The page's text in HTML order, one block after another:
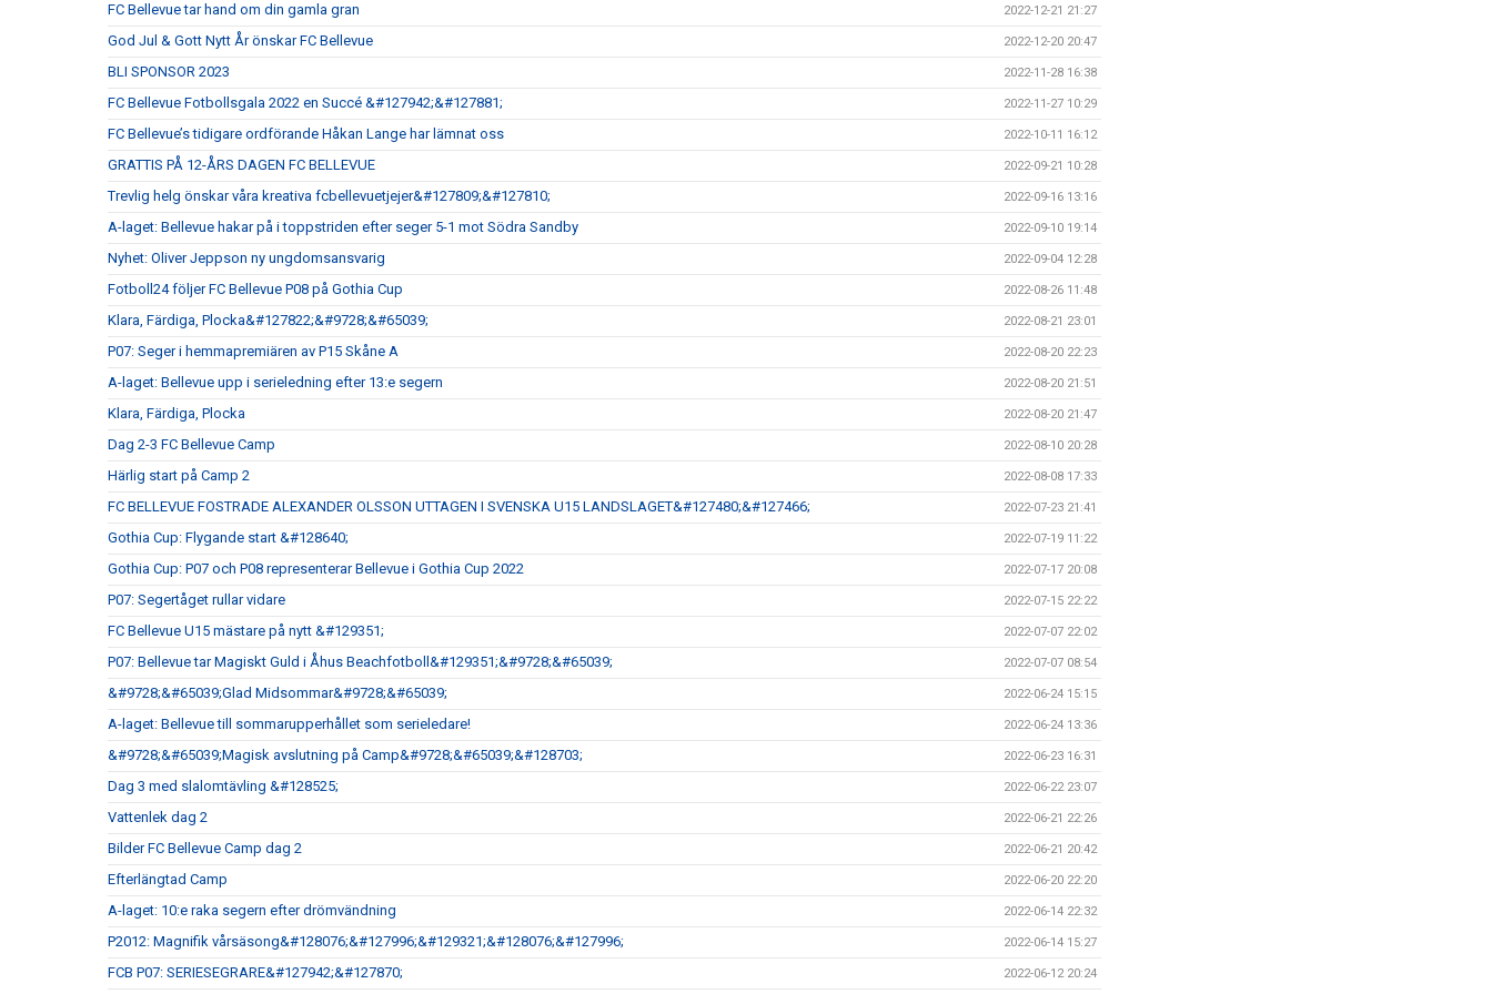
FC Bellevue tar hand om din gamla gran 2022-12-21 21:27
God Jul & Gott Nytt År önskar FC Bellevue 2022-12-20 20:47
BLI SPONSOR 2023 2022-11-28 16:38
FC Bellevue Fotbollsgala 2022 en Succé &#127942;&#127881; 2022-11-27 10:29
FC Bellevue’s tidigare ordförande Håkan Lange har lämnat oss 2022-10-11 16:12
GRATTIS PÅ 12-ÅRS DAGEN FC BELLEVUE 2022-09-21 10:28
Trevlig helg önskar våra kreativa fcbellevuetjejer&#127809;&#127810; 2022-09-16 13:16
A-laget: Bellevue hakar på i toppstriden efter seger 5-1 mot Södra Sandby 2022-09-10 19:14
Nyhet: Oliver Jeppson ny ungdomsansvarig 2022-09-04 12:28
Fotboll24 följer FC Bellevue P08 på Gothia Cup 2022-08-26 11:48
Klara, Färdiga, Plocka&#127822;&#9728;&#65039; 2022-08-21 23:01
P07: Seger i hemmapremiären av P15 Skåne A 2022-08-20 22:23
A-laget: Bellevue upp i serieledning efter 13:e segern 2022-08-20 21:51
Klara, Färdiga, Plocka 2022-08-20 21:47
Dag 2-3 FC Bellevue Camp 2022-08-10 20:28
Härlig start på Camp 2 2022-08-08 17:33
FC BELLEVUE FOSTRADE ALEXANDER OLSSON UTTAGEN I SVENSKA U15 LANDSLAGET&#127480;&#127466; 2022-07-23 21:41
Gothia Cup: Flygande start &#128640; 2022-07-19 11:22
Gothia Cup: P07 och P08 representerar Bellevue i Gothia Cup 2022 2022-07-17 20:08
P07: Segertåget rullar vidare 2022-07-15 22:22
FC Bellevue U15 mästare på nytt &#129351; 2022-07-07 22:02
P07: Bellevue tar Magiskt Guld i Åhus Beachfotboll&#129351;&#9728;&#65039; 2022-07-07 08:54
&#9728;&#65039;Glad Midsommar&#9728;&#65039; 2022-06-24 15:15
A-laget: Bellevue till sommarupperhållet som serieledare! 2022-06-24 13:36
&#9728;&#65039;Magisk avslutning på Camp&#9728;&#65039;&#128703; 2022-06-23 16:31
Dag 3 med slalomtävling &#128525; 2022-06-22 23:07
Vattenlek dag 2 2022-06-21 22:26
Bilder FC Bellevue Camp dag 2 2022-06-21 20:42
Efterlängtad Camp 2022-06-20 22:20
A-laget: 10:e raka segern efter drömvändning 2022-06-14 22:32
P2012: Magnifik vårsäsong&#128076;&#127996;&#129321;&#128076;&#127996; 2022-06-14 15:27
FCB P07: SERIESEGRARE&#127942;&#127870; 2022-06-12 20:24